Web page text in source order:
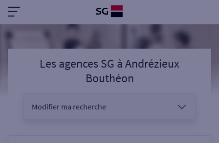
Les agences SG àAndrézieux
Bouthéon
Modifier ma recherche